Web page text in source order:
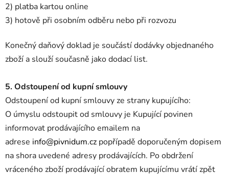
2) platba kartou online
3) hotově při osobním odběru nebo při rozvozu
Konečný daňový doklad je součástí dodávky objednaného
zboží a slouží současně jako dodací list.
5. Odstoupení od kupní smlouvy
Odstoupení od kupní smlouvy ze strany kupujícího:
O úmyslu odstoupit od smlouvy je Kupující povinen
informovat prodávajícího emailem na
adrese info@pivnidum.cz popřípadě doporučeným dopisem
na shora uvedené adresy prodávajících. Po obdržení
vráceného zboží prodávající obratem kupujícímu vrátí zpět